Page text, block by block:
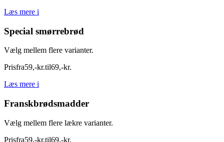
Læs mere i
Special smørrebrød
Vælg mellem flere varianter.
Prisfra59,-kr.til69,-kr.
Læs mere i
Franskbrødsmadder
Vælg mellem flere lækre varianter.
Prisfra59,-kr.til69,-kr.